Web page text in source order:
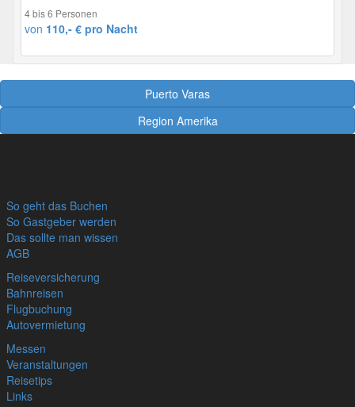
4 bis 6 Personen
von 110,- € pro Nacht
Puerto Varas
Region Amerika
So geht das Buchen
So Gastgeber werden
Das sollte man wissen
AGB
Reiseversicherung
Bahnreisen
Flugbuchung
Autovermietung
Messen
Veranstaltungen
Reisetips
Links